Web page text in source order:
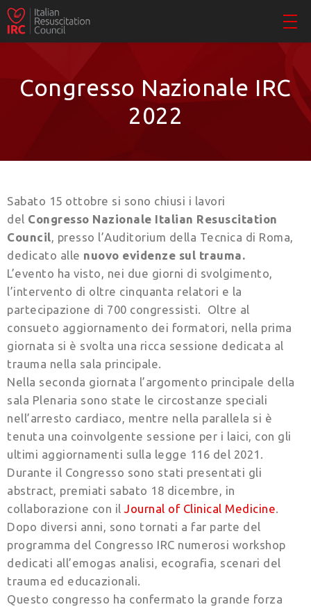
Congresso Nazionale IRC
2022
Sabato 15 ottobre si sono chiusi i lavori
del Congresso Nazionale Italian Resuscitation
Council, presso l’Auditorium della Tecnica di Roma,
dedicato alle nuovo evidenze sul trauma.
L’evento ha visto, nei due giorni di svolgimento,
l’intervento di oltre cinquanta relatori e la
partecipazione di 700 congressisti. Oltre al
consueto aggiornamento dei formatori, nella prima
giornata si è svolta una ricca sessione dedicata al
trauma nella sala principale.
Nella seconda giornata l’argomento principale della
sala Plenaria sono state le circostanze speciali
nell’arresto cardiaco, mentre nella parallela si è
tenuta una coinvolgente sessione per i laici, con gli
ultimi aggiornamenti sulla legge 116 del 2021.
Durante il Congresso sono stati presentati gli
abstract, premiati sabato 18 dicembre, in
collaborazione con il Journal of Clinical Medicine.
Dopo diversi anni, sono tornati a far parte del
programma del Congresso IRC numerosi workshop
dedicati all’emogas analisi, ecografia, scenari del
trauma ed educazionali.
Questo congresso ha confermato la grande forza